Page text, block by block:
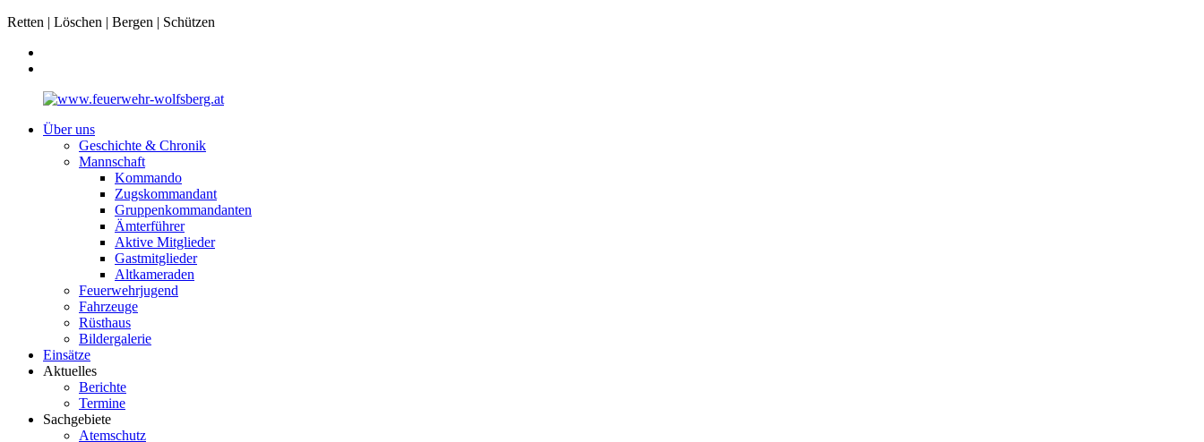
Retten | Löschen | Bergen | Schützen
Über uns
Geschichte & Chronik
Mannschaft
Kommando
Zugskommandant
Gruppenkommandanten
Ämterführer
Aktive Mitglieder
Gastmitglieder
Altkameraden
Feuerwehrjugend
Fahrzeuge
Rüsthaus
Bildergalerie
Einsätze
Aktuelles
Berichte
Termine
Sachgebiete
Atemschutz